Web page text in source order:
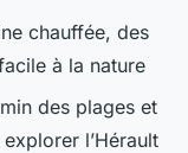
chauffée, des
à la nature
des plages et
l’Hérault